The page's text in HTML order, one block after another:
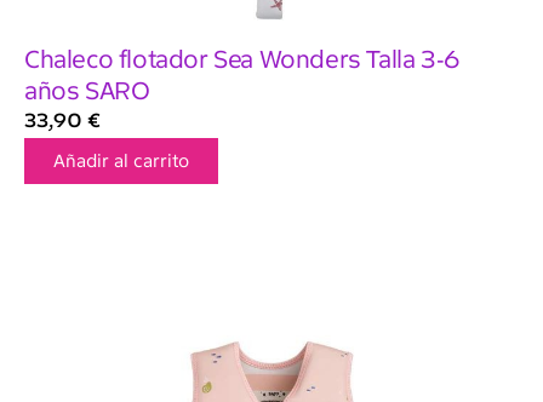
Chaleco flotador Sea Wonders Talla 3-6
años SARO
33,90 €
Añadir al carrito